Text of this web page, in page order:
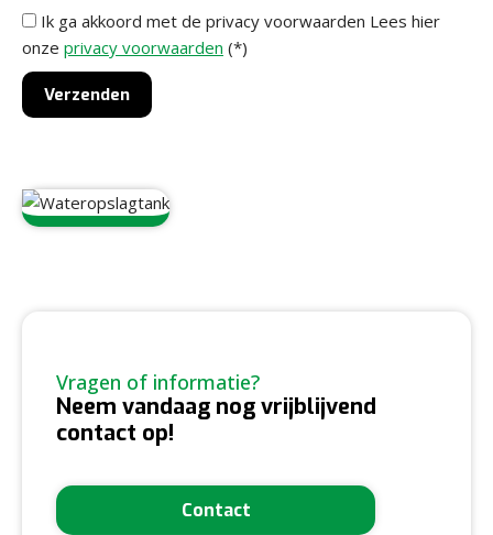
Ik ga akkoord met de privacy voorwaarden Lees hier
onze privacy voorwaarden (*)
Vragen of informatie?
Neem vandaag nog vrijblijvend
contact op!
Contact